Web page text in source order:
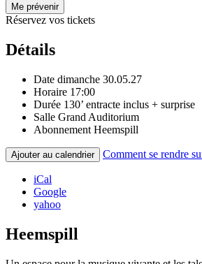
Me prévenir
Réservez vos tickets
Détails
Date dimanche 30.05.27
Horaire 17:00
Durée 130’ entracte inclus + surprise
Salle Grand Auditorium
Abonnement Heemspill
Ajouter au calendrier Comment se rendre
iCal
Google
yahoo
Heemspill